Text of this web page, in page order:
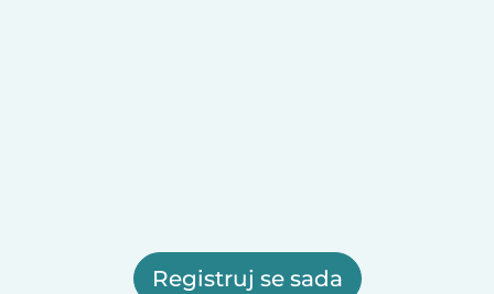
Registruj se sada